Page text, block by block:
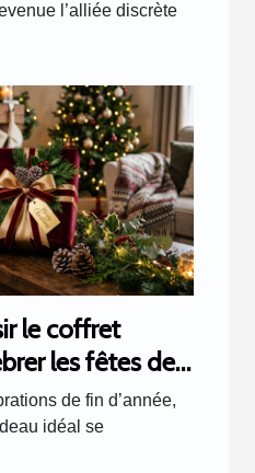
l’alliée discrète
le coffret
les fêtes de
de fin d’année,
idéal se